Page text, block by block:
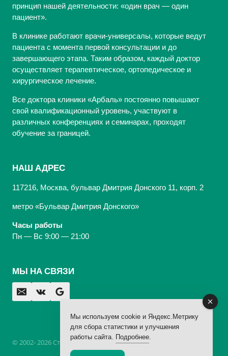
принцип нашей деятельности: «один врач — один
пациент».
В клинике работают врачи-универсалы, которые ведут
пациента с момента первой консультации и до
завершающего этапа. Таким образом, каждый доктор
осуществляет терапевтическое, ортопедическое и
хирургическое лечение.
Все доктора клиники «Арбаль» постоянно повышают
свой квалификационный уровень, участвуют в
различных конференциях и семинарах, проходят
обучение за границей.
НАШ АДРЕС
117216, Москва, бульвар Дмитрия Донского 11, корп. 2
метро «Бульвар Дмитрия Донского»
Часы работы
Пн — Вс 9:00 — 21:00
МЫ НА СВЯЗИ
© 2002- 2026 Стоматологическая Клиника «Арбаль»,
Мы используем cookie и Яндекс.Метрику
для сбора статистики и улучшения
работы сайта. Подробнее.